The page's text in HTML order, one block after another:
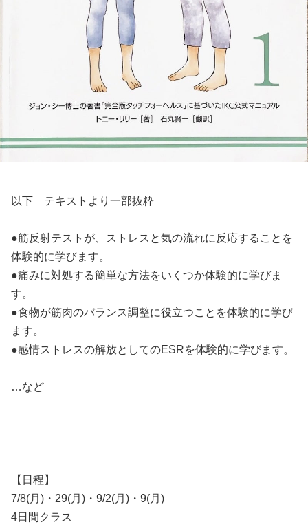
以下 テキストより一部抜粋
●筋反射テストが、ストレスと気の流れに反応することを
体験的に学びます。
●痛みに対処する簡単な方法をいくつか体験的に学びま
す。
●食物が筋肉のバランス調整に役立つことを体験的に学び
ます。
●感情ストレスの解放としてのESRを体験的に学びます。
…など
【日程】
7/8(月)・29(月)・9/2(月)・9(月)
4日間クラス